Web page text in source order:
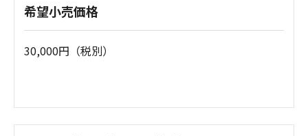
希望小売価格
30,000円（税別）